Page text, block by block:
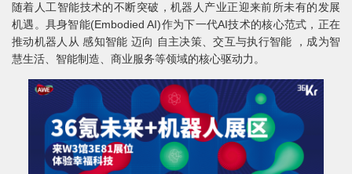
随着人工智能技术的不断突破，机器人产业正迎来前所未有的发展
机遇。具身智能(Embodied AI)作为下一代AI技术的核心范式，正在
推动机器人从 感知智能 迈向 自主决策、交互与执行智能 ，成为智
慧生活、智能制造、商业服务等领域的核心驱动力。